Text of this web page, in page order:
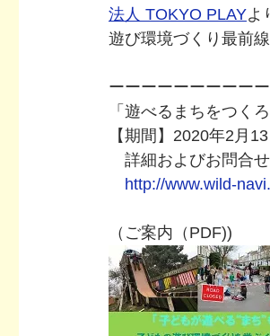
法人 TOKYO PLAYよ
遊び環境づくり最前
ーーーーーーーーー
「遊べるまちをつく
【期間】2020年2月
詳細およびお問合
http://www.wild-
（ご案内（PDF))